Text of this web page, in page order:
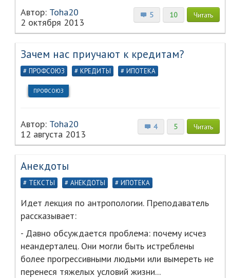
5 10 Читать
Автор: Toha20
2 октября 2013
Зачем нас приучают к кредитам?
ПРОФСОЮЗ КРЕДИТЫ ИПОТЕКА
ПРОФСОЮЗ
4 5 Читать
Автор: Toha20
12 августа 2013
Анекдоты
ТЕКСТЫ АНЕКДОТЫ ИПОТЕКА
Идет лекция по антропологии. Преподаватель
рассказывает:
- Давно обсуждается проблема: почему исчез
неандерталец. Они могли быть истреблены
более прогрессивными людьми или вымереть не
перенеся тяжелых условий жизни...